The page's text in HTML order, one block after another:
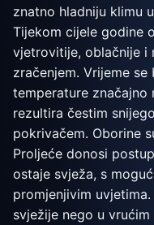
znatno hladniju klimu
Tijekom cijele godine
vjetrovitije, oblačnije i
zračenjem. Vrijeme
temperature značajno
rezultira čestim
pokrivačem. Oborine
Proljeće donosi
ostaje svježa, s
promjenjivim
svježije nego u